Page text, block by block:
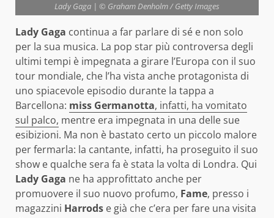
Lady Gaga | © Graham Denholm / Getty Images
Lady Gaga continua a far parlare di sé e non solo
per la sua musica. La pop star più controversa degli
ultimi tempi è impegnata a girare l’Europa con il suo
tour mondiale, che l’ha vista anche protagonista di
uno spiacevole episodio durante la tappa a
Barcellona: miss Germanotta, infatti, ha vomitato
sul palco, mentre era impegnata in una delle sue
esibizioni. Ma non è bastato certo un piccolo malore
per fermarla: la cantante, infatti, ha proseguito il suo
show e qualche sera fa è stata la volta di Londra. Qui
Lady Gaga ne ha approfittato anche per
promuovere il suo nuovo profumo, Fame, presso i
magazzini Harrods e già che c’era per fare una visita